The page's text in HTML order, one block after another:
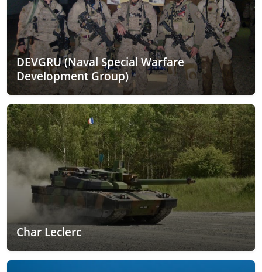
DEVGRU (Naval Special Warfare
Development Group)
Char Leclerc